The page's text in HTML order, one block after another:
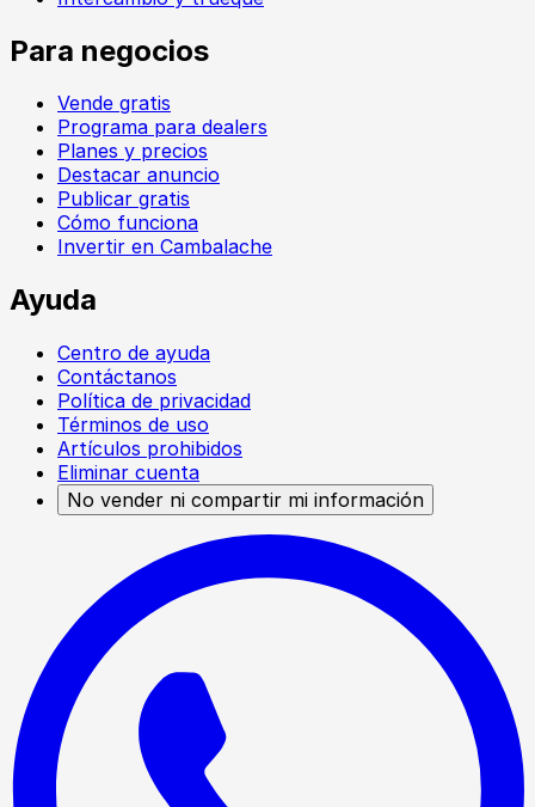
Para negocios
Vende gratis
Programa para dealers
Planes y precios
Destacar anuncio
Publicar gratis
Cómo funciona
Invertir en Cambalache
Ayuda
Centro de ayuda
Contáctanos
Política de privacidad
Términos de uso
Artículos prohibidos
Eliminar cuenta
No vender ni compartir mi información